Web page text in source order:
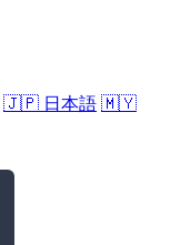
🇯🇵 日本語 🇲🇾